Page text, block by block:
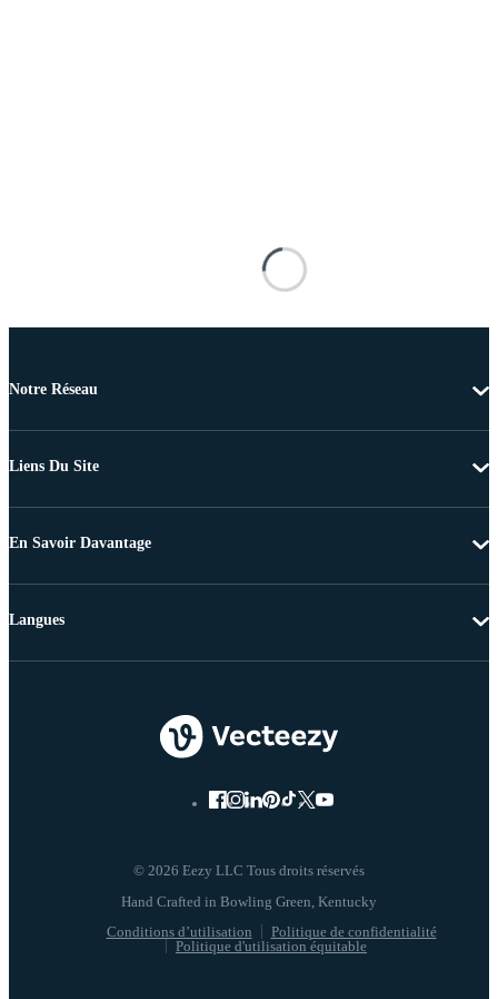
Notre Réseau
Liens Du Site
En Savoir Davantage
© 2026 Eezy LLC Tous droits réservés
Conditions d’utilisation
Politique de confidentialité
Politique d'utilisation équitable
Langues